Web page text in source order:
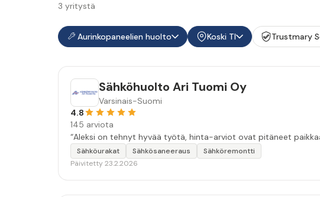
3 yritystä
Aurinkopaneelien huolto Koski Tl Trustmary
Sähköhuolto Ari Tuomi Oy
Varsinais-Suomi
4.8
145 arviota
“Aleksi on tehnyt hyvää työtä, hinta-arviot ovat pitäneet
Sähköurakat Sähkösaneeraus
Sähköremontti
Päivitetty 23.2.2026